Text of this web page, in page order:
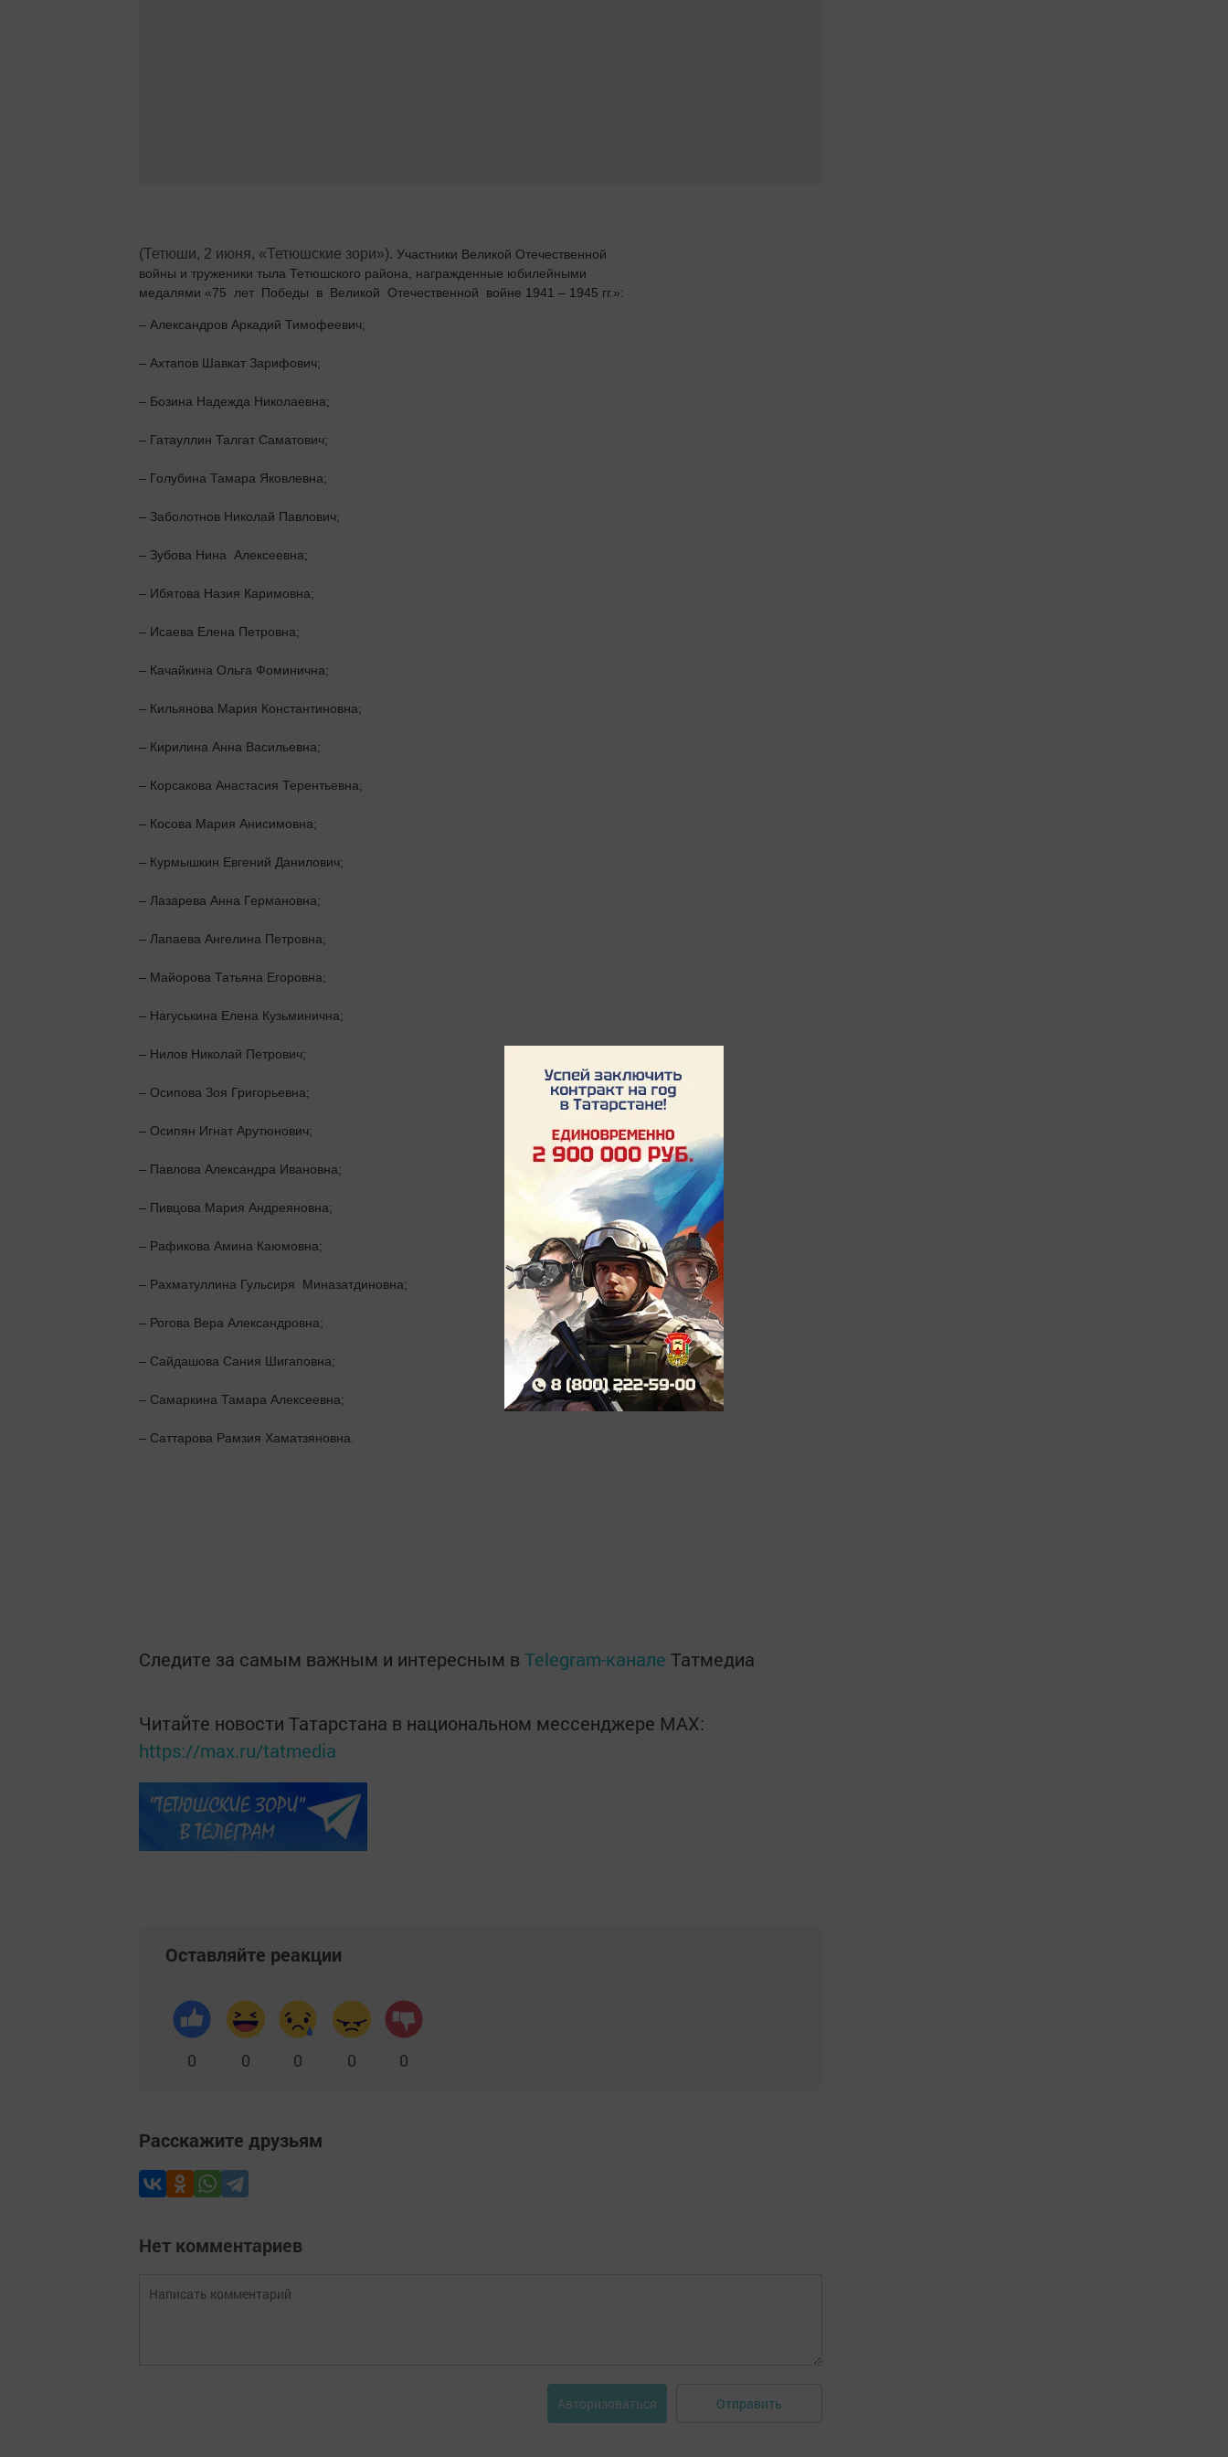
(Тетюши, 2 июня, «Тетюшские зори»). Участники Великой Отечественной
войны и труженики тыла Тетюшского района, награжденные юбилейными
медалями «75  лет  Победы  в  Великой  Отечественной  войне 1941 – 1945 гг.»:
– Александров Аркадий Тимофеевич;
– Ахтапов Шавкат Зарифович;
– Бозина Надежда Николаевна;
– Гатауллин Талгат Саматович;
– Голубина Тамара Яковлевна;
– Заболотнов Николай Павлович;
– Зубова Нина  Алексеевна;
– Ибятова Назия Каримовна;
– Исаева Елена Петровна;
– Качайкина Ольга Фоминична;
– Кильянова Мария Константиновна;
– Кирилина Анна Васильевна;
– Корсакова Анастасия Терентьевна;
– Косова Мария Анисимовна;
– Курмышкин Евгений Данилович;
– Лазарева Анна Германовна;
– Лапаева Ангелина Петровна;
– Майорова Татьяна Егоровна;
– Нагуськина Елена Кузьминична;
– Нилов Николай Петрович;
– Осипова Зоя Григорьевна;
– Осипян Игнат Арутюнович;
– Павлова Александра Ивановна;
– Пивцова Мария Андреяновна;
– Рафикова Амина Каюмовна;
– Рахматуллина Гульсиря  Миназатдиновна;
– Рогова Вера Александровна;
– Сайдашова Сания Шигаповна;
– Самаркина Тамара Алексеевна;
– Саттарова Рамзия Хаматзяновна.
Следите за самым важным и интересным в Telegram-канале Татмедиа
Читайте новости Татарстана в национальном мессенджере MАХ:
https://max.ru/tatmedia
Оставляйте реакции
0 0 0 0 0
Расскажите друзьям
Нет комментариев
Авторизоваться Отправить